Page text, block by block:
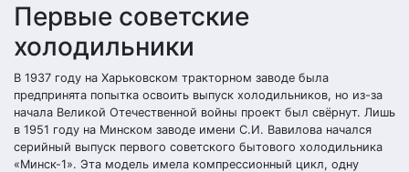
Первые советские
холодильники
В 1937 году на Харьковском тракторном заводе была
предпринята попытка освоить выпуск холодильников, но из-за
начала Великой Отечественной войны проект был свёрнут. Лишь
в 1951 году на Минском заводе имени С.И. Вавилова начался
серийный выпуск первого советского бытового холодильника
«Минск-1». Эта модель имела компрессионный цикл, одну